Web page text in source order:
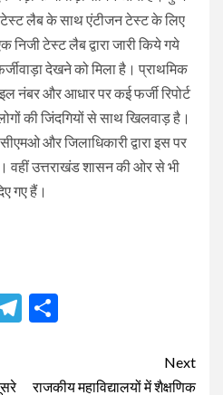
टेस्ट लैब के साथ एंटीजन टेस्ट के लिए
टेस्ट लैब द्वारा जारी किये गये
देखने को मिला है। प्राथमिक
नंबर और आधार पर कई फर्जी रिपोर्ट
की जिंदगियों से साथ खिलवाड़ है।
और जिलाधिकारी द्वारा इस पर
वहीं उत्तराखंड शासन की ओर से भी
गए हैं।
Telegram
Next
राजकीय महाविद्यालयों में शैक्षणिक